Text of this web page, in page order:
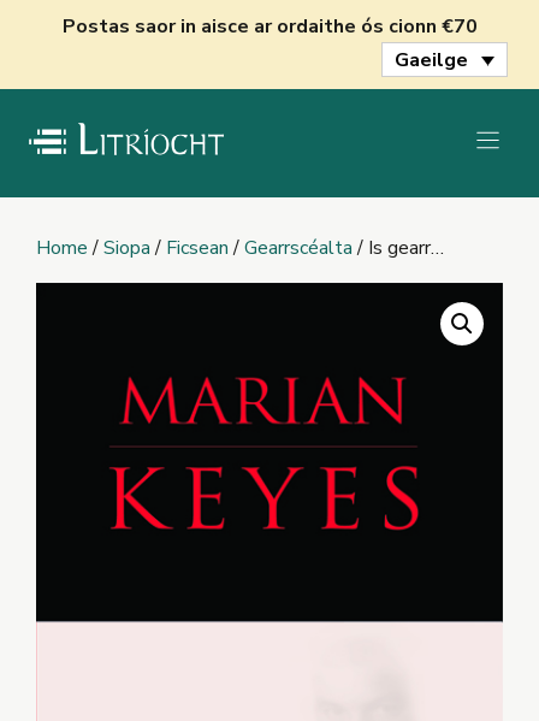
Postas saor in aisce ar ordaithe ós cionn €70
Gaeilge
Home/Siopa/ Ficsean/Gearrscéalta/ Is gearr…